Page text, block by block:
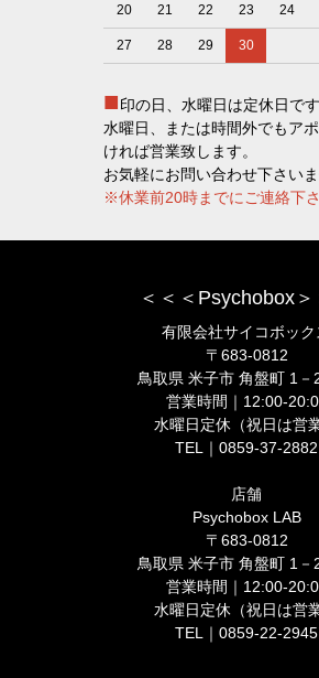
20 21 22 23 24
27 28 29 30
■印の日、水曜日は定休日です
水曜日、または時間外でもア
ければ営業致します。
お気軽にお問い合わせ下さいま
※休業前20時までにご連絡下さ
＜＜＜Psychobox＞
有限会社サイコボック
〒683-0812
鳥取県 米子市 角盤町 1－
営業時間｜12:00-
水曜日定休（祝日は営業
TEL｜0859-37-2882
店舗
Psychobox LAB
〒683-0812
鳥取県 米子市 角盤町 1－
営業時間｜12:00-
水曜日定休（祝日は営業
TEL｜0859-22-2945